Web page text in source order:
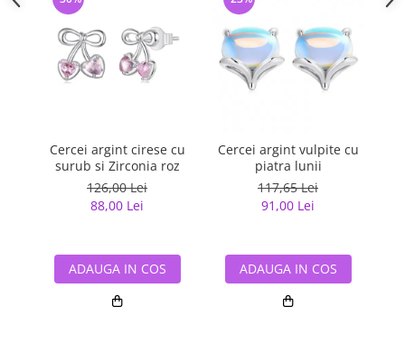
Cercei argint cirese cu
surub si Zirconia roz
126,00 Lei
88,00 Lei
ADAUGA IN COS
Cercei argint vulpite cu
piatra lunii
117,65 Lei
91,00 Lei
ADAUGA IN COS